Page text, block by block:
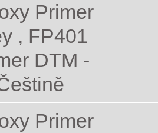
Primer
, FP401
DTM -
Primer